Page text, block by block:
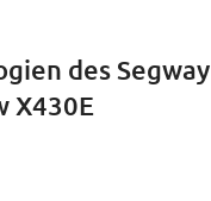
des Segway
X430E